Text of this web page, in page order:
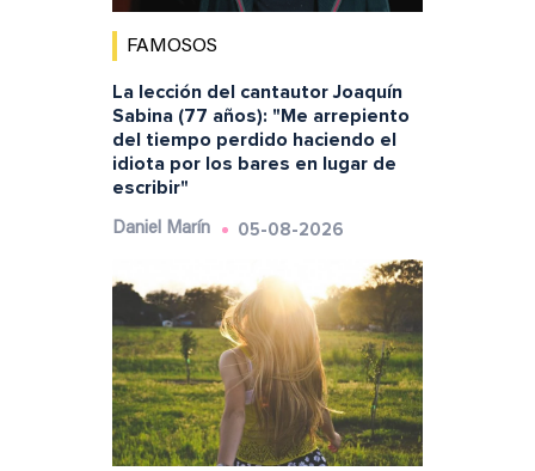
FAMOSOS
La lección del cantautor Joaquín
Sabina (77 años): "Me arrepiento
del tiempo perdido haciendo el
idiota por los bares en lugar de
escribir"
Daniel Marín 05-08-2026